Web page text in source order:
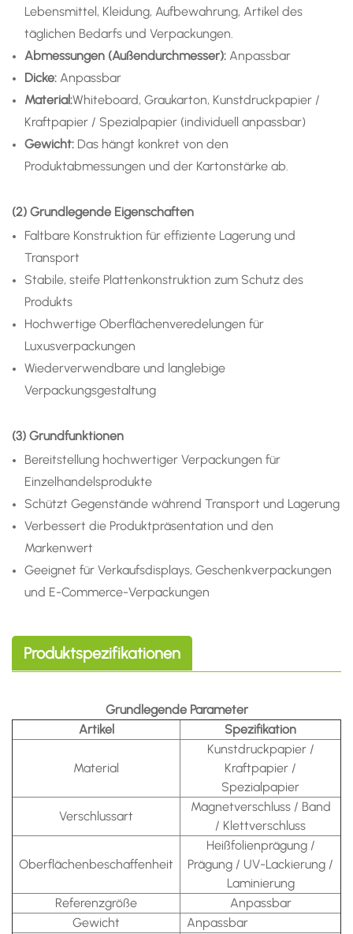
Lebensmittel, Kleidung, Aufbewahrung, Artikel des
täglichen Bedarfs und Verpackungen.
Abmessungen (Außendurchmesser): Anpassbar
Dicke: Anpassbar
Material:Whiteboard, Graukarton, Kunstdruckpapier /
Kraftpapier / Spezialpapier (individuell anpassbar)
Gewicht: Das hängt konkret von den
Produktabmessungen und der Kartonstärke ab.
(2) Grundlegende Eigenschaften
Faltbare Konstruktion für effiziente Lagerung und
Transport
Stabile, steife Plattenkonstruktion zum Schutz des
Produkts
Hochwertige Oberflächenveredelungen für
Luxusverpackungen
Wiederverwendbare und langlebige
Verpackungsgestaltung
(3) Grundfunktionen
Bereitstellung hochwertiger Verpackungen für
Einzelhandelsprodukte
Schützt Gegenstände während Transport und Lagerung
Verbessert die Produktpräsentation und den
Markenwert
Geeignet für Verkaufsdisplays, Geschenkverpackungen
und E-Commerce-Verpackungen
Produktspezifikationen
Grundlegende Parameter
Artikel
Spezifikation
Material
Kunstdruckpapier /
Kraftpapier /
Spezialpapier
Verschlussart
Magnetverschluss / Band
/ Klettverschluss
Oberflächenbeschaffenheit
Heißfolienprägung /
Prägung / UV-Lackierung /
Laminierung
Referenzgröße
Anpassbar
Gewicht
Anpassbar